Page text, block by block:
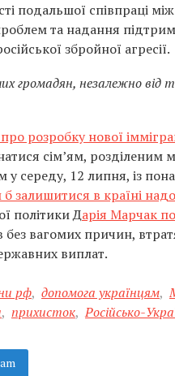
подальшої співпраці
та надання
збройної агресії.
незалежно від
розробку нової
сім’ям, розділеним
середу, 12 липня, із
б залишитися в країні
політики Дарія Марчак
вагомих причин,
виплат.
рф, допомога українцям,
, прихисток, Російсько-